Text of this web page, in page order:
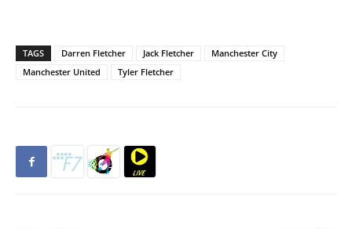
TAGS Darren Fletcher Jack Fletcher
Manchester City
Manchester United
Tyler Fletcher